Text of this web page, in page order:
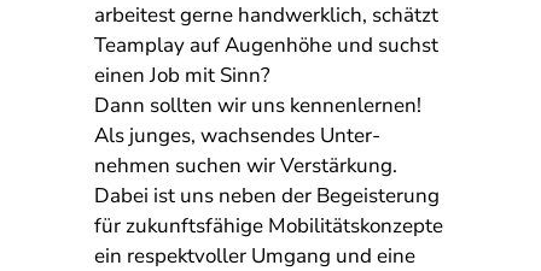
arbeitest gerne handwerklich, schätzt
Teamplay auf Augenhöhe und suchst
einen Job mit Sinn?
Dann sollten wir uns kennenlernen!
Als junges, wachsendes Unter­
nehmen suchen wir Verstärkung.
Dabei ist uns neben der Begeisterung
für zukunftsfähige Mobilitätskonzepte
ein respektvoller Umgang und eine